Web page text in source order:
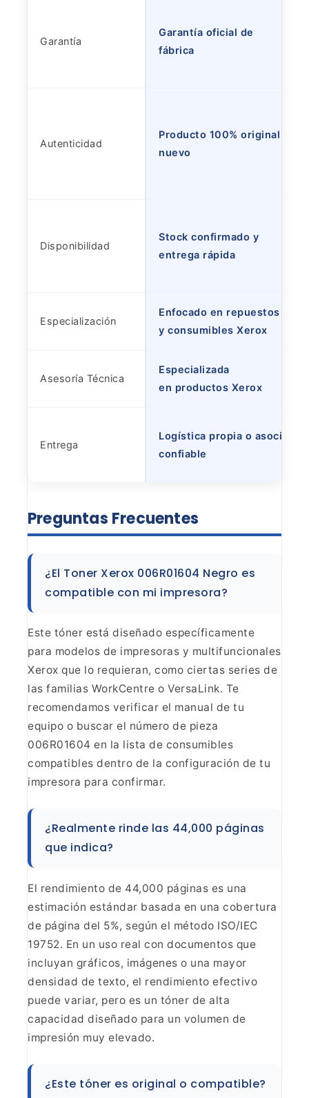
Garantía
Garantía oficial de
fábrica
Autenticidad
Producto 100% original y
nuevo
Disponibilidad
Stock confirmado y
entrega rápida
Especialización
Enfocado en repuestos
y consumibles Xerox
Asesoría Técnica
Especializada
en productos Xerox
Entrega
Logística propia o asociada
confiable
Preguntas Frecuentes
¿El Toner Xerox 006R01604 Negro es
compatible con mi impresora?
Este tóner está diseñado específicamente
para modelos de impresoras y multifuncionales
Xerox que lo requieran, como ciertas series de
las familias WorkCentre o VersaLink. Te
recomendamos verificar el manual de tu
equipo o buscar el número de pieza
006R01604 en la lista de consumibles
compatibles dentro de la configuración de tu
impresora para confirmar.
¿Realmente rinde las 44,000 páginas
que indica?
El rendimiento de 44,000 páginas es una
estimación estándar basada en una cobertura
de página del 5%, según el método ISO/IEC
19752. En un uso real con documentos que
incluyan gráficos, imágenes o una mayor
densidad de texto, el rendimiento efectivo
puede variar, pero es un tóner de alta
capacidad diseñado para un volumen de
impresión muy elevado.
¿Este tóner es original o compatible?